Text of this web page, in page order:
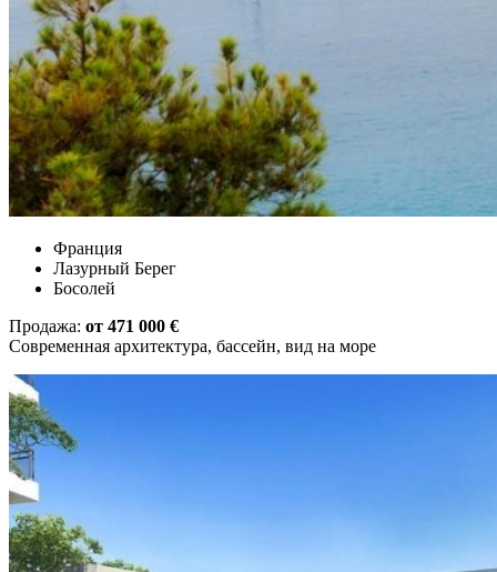
Франция
Лазурный Берег
Босолей
Продажа: от 471 000 €
Современная архитектура, бассейн, вид на море